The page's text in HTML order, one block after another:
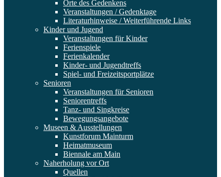
Orte des Gedenkens
Veranstaltungen / Gedenktage
Literaturhinweise / Weiterführende Links
Kinder und Jugend
Veranstaltungen für Kinder
Ferienspiele
Ferienkalender
Kinder- und Jugendtreffs
Spiel- und Freizeitsportplätze
Senioren
Veranstaltungen für Senioren
Seniorentreffs
Tanz- und Singkreise
Bewegungsangebote
Museen & Ausstellungen
Kunstforum Mainturm
Heimatmuseum
Biennale am Main
Naherholung vor Ort
Quellen